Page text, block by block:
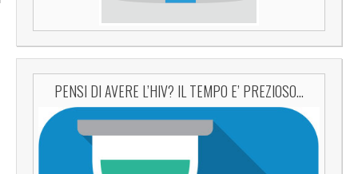
PENSI DI AVERE L’HIV? IL TEMPO E’ PREZIOSO…